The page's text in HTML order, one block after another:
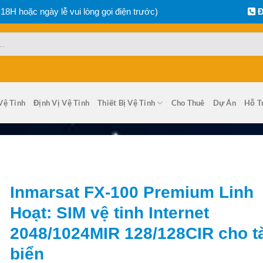
hoặc ngày lễ vui lòng gọi điện trước)
Tinh Định Vị Vệ Tinh Thiết Bị Vệ Tinh Cho Thuê Dự Án Hỗ
Inmarsat FX-100 Premium Linh
Hoạt: SIM vệ tinh Internet
2048/1024MIR 128/128CIR cho
biển